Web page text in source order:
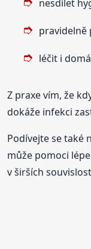
nesdílet
pravidelně
léčit i
Z praxe vím, že
dokáže infekci
Podívejte se také
může pomoci
v širších